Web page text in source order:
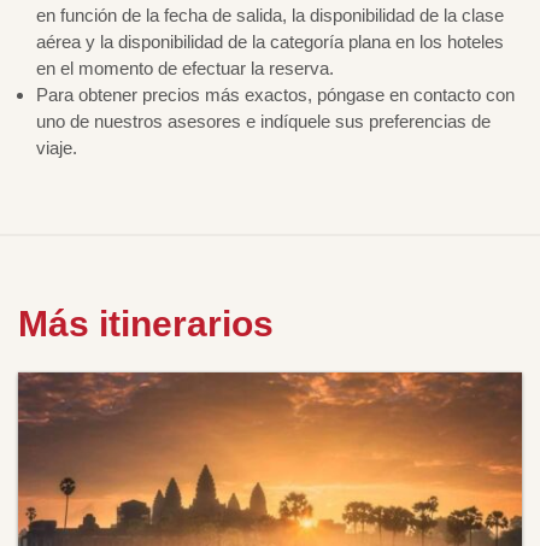
en función de la fecha de salida, la disponibilidad de la clase
aérea y la disponibilidad de la categoría plana en los hoteles
en el momento de efectuar la reserva.
Para obtener precios más exactos, póngase en contacto con
uno de nuestros asesores e indíquele sus preferencias de
viaje.
Más itinerarios